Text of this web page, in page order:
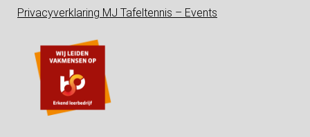
Privacyverklaring MJ Tafeltennis – Events